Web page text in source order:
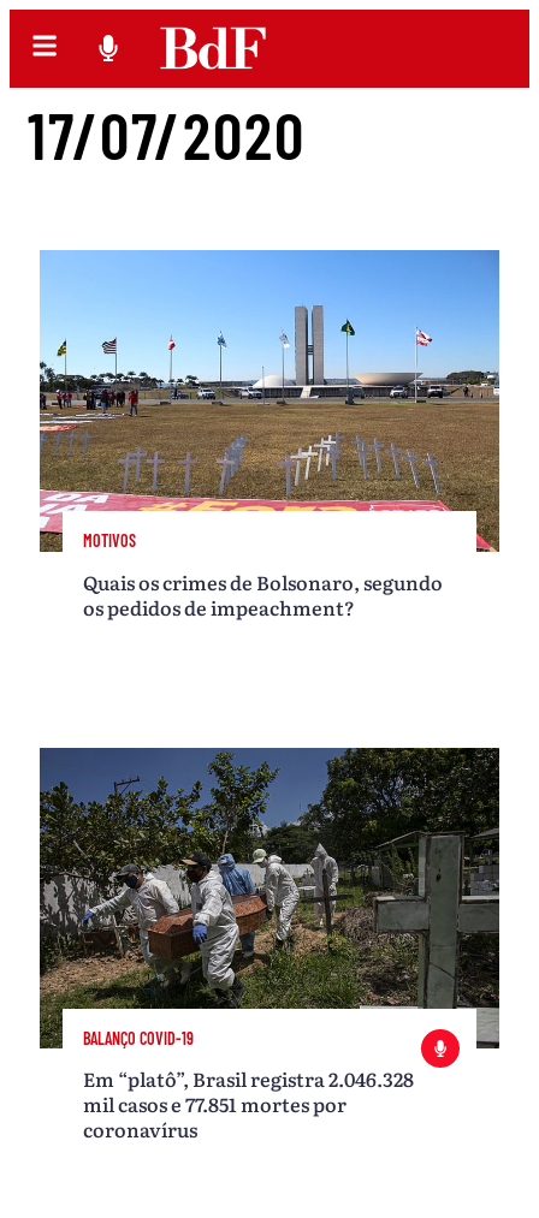
17/07/2020
MOTIVOS
Quais os crimes de Bolsonaro, segundo
os pedidos de impeachment?
BALANÇO COVID-19
Em “platô”, Brasil registra 2.046.328
mil casos e 77.851 mortes por
coronavírus